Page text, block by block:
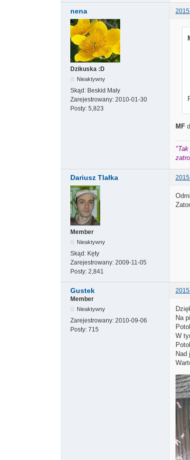
nena
Dzikuska :D
Nieaktywny
Skąd: Beskid Mały
Zarejestrowany: 2010-01-30
Posty: 5,823
MF
Dariusz Tlałka
Member
Nieaktywny
Skąd: Kęty
Zarejestrowany: 2009-11-05
Posty: 2,841
Gustek
Member
Nieaktywny
Zarejestrowany: 2010-09-06
Posty: 715
Na
W
Nad